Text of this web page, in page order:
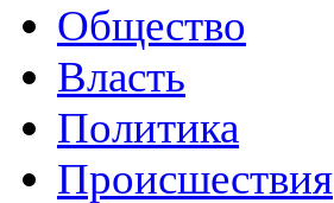
Общество
Власть
Политика
Происшествия